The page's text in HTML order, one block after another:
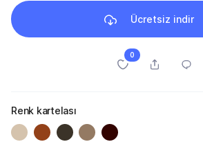
Ücretsiz indir
0
Renk kartelası